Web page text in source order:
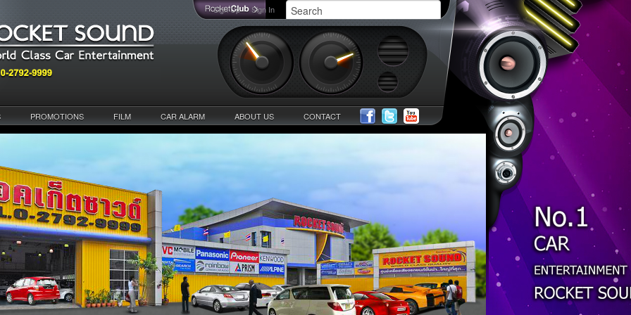
Sign In
Sign Up
PROMOTIONS FILM CAR ALARM ABOUT US CONTACT